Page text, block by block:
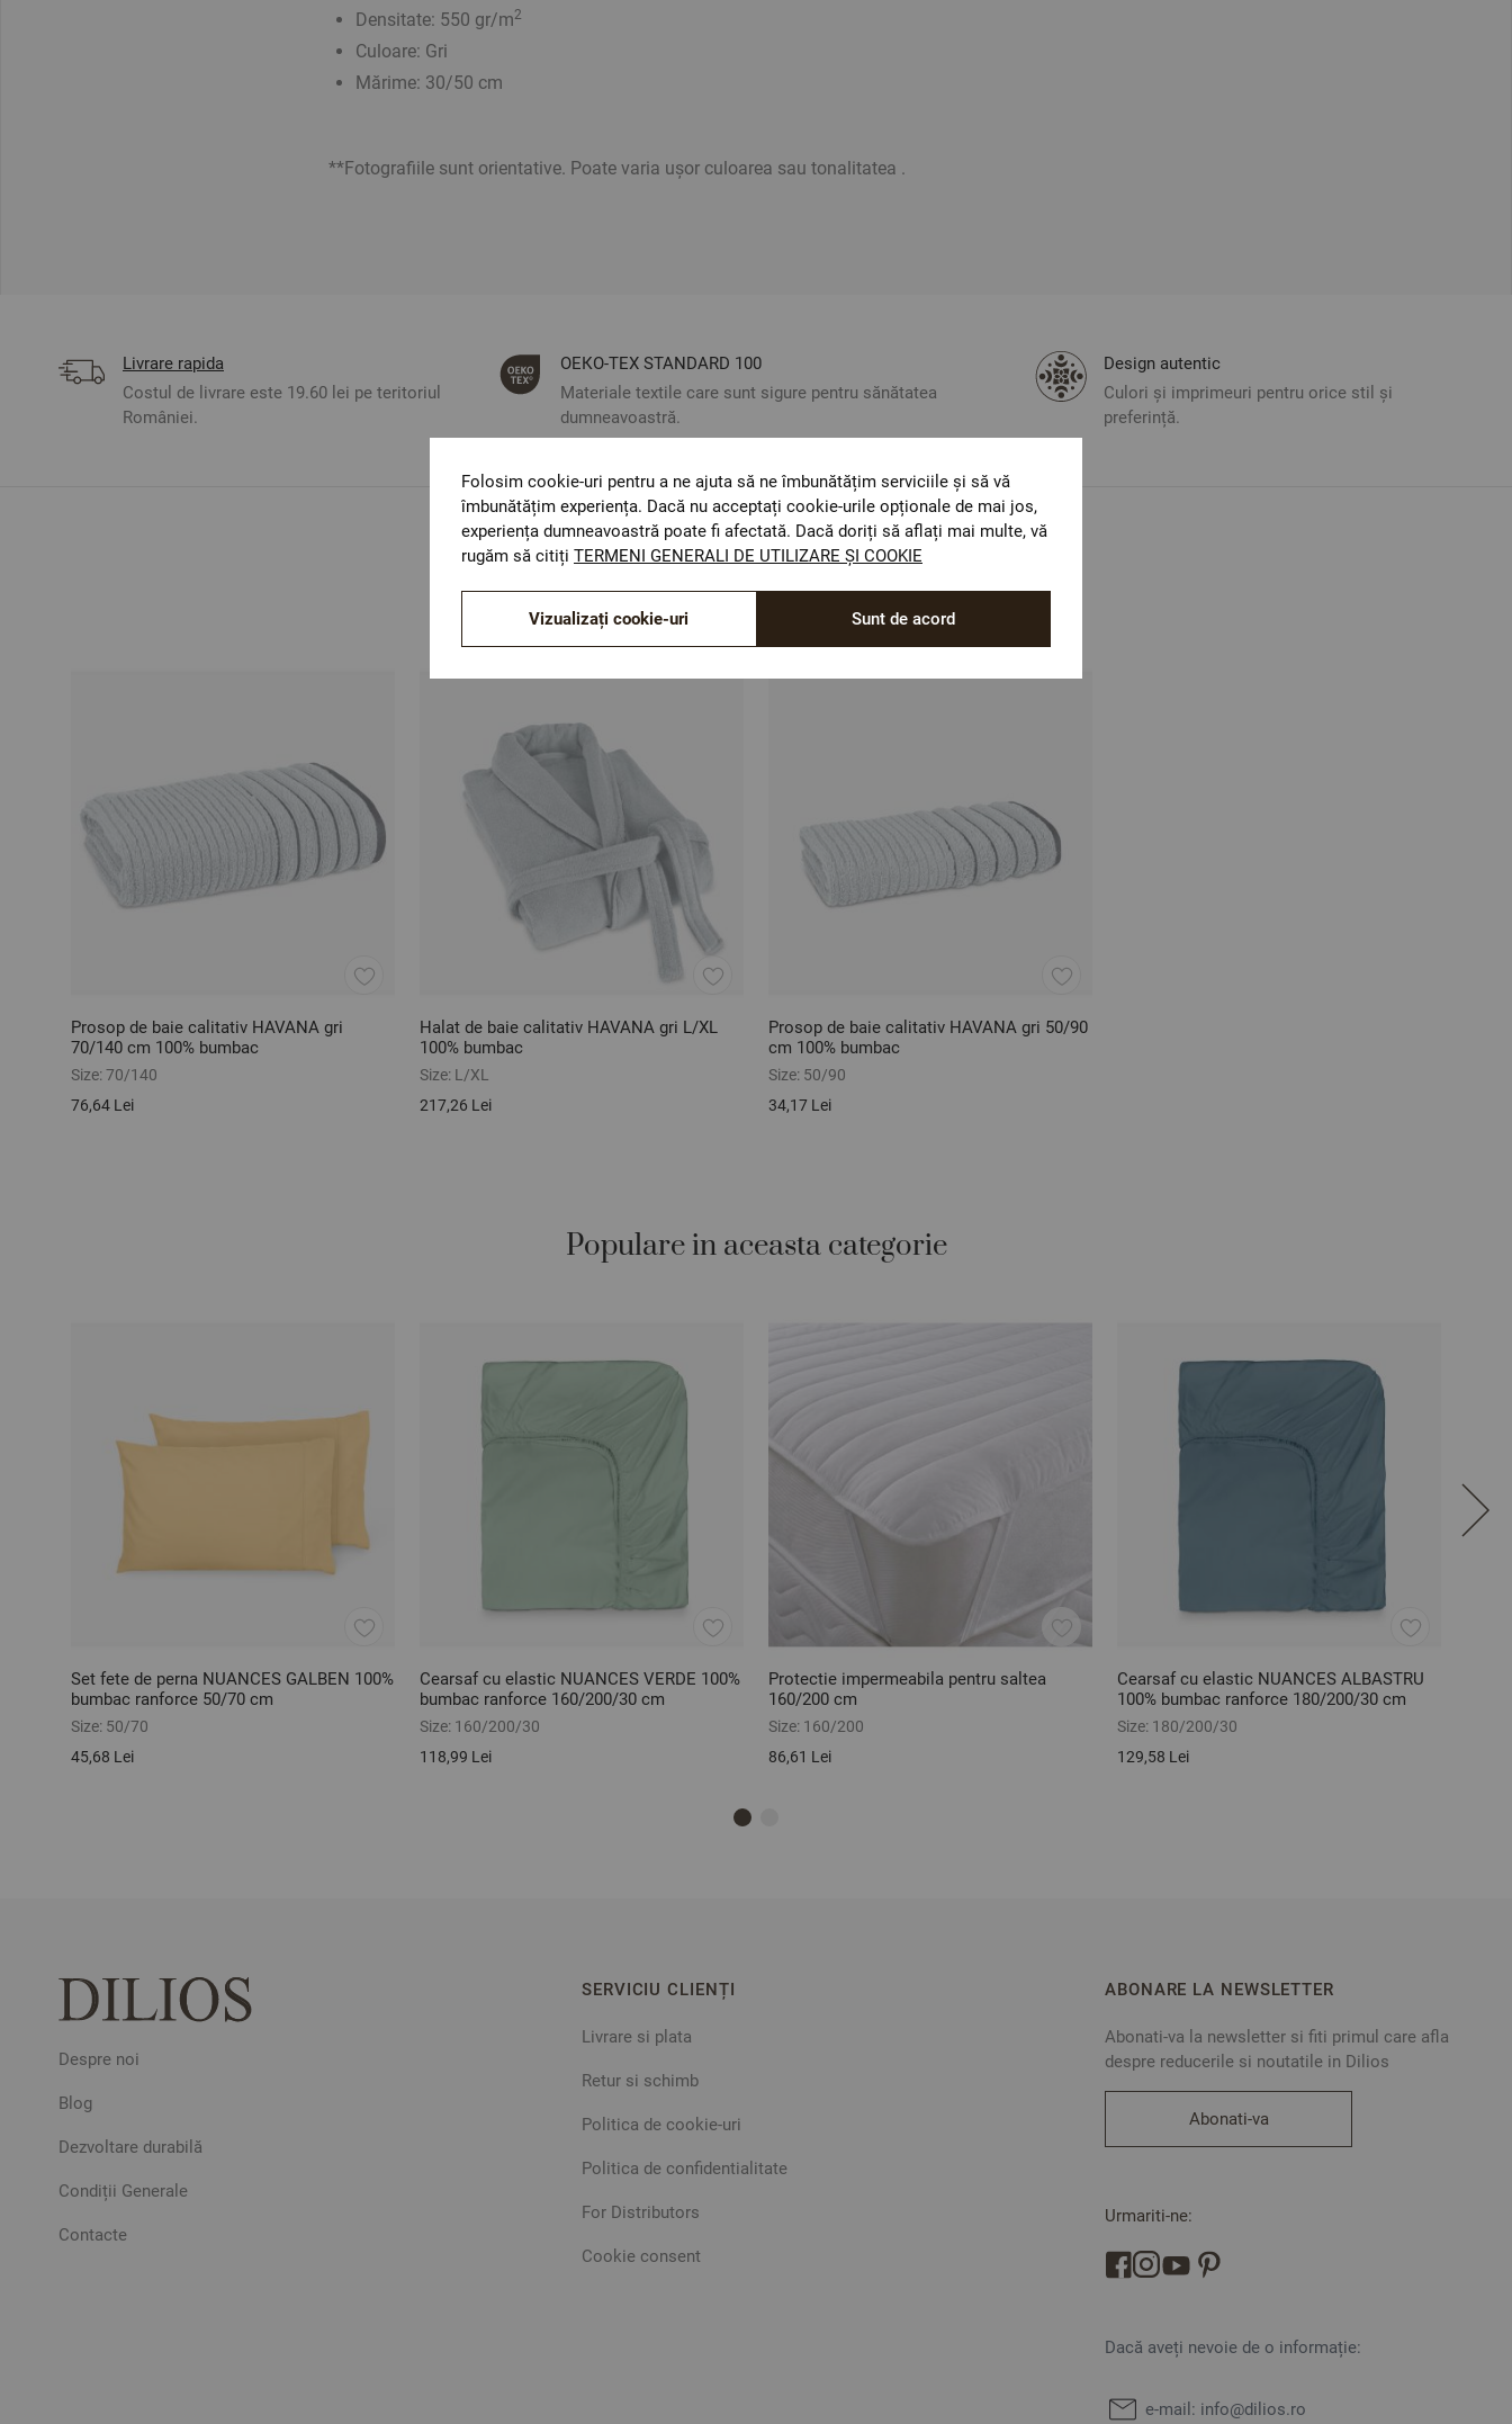
Densitate: 550 gr/m2
Culoare: Gri
Mărime: 30/50 cm
**Fotografiile sunt orientative. Poate varia ușor culoarea sau tonalitatea .
Livrare rapida
Costul de livrare este 19.60 lei pe teritoriul
României.
ОЕКО-ТЕX STANDARD 100
Materiale textile care sunt sigure pentru sănătatea
dumneavoastră.
Design autentic
Culori și imprimeuri pentru orice stil și
preferință.
Optiuni de a combina
Prosop de baie calitativ HAVANA gri
70/140 cm 100% bumbac
Size:70/140
76,64 Lei
Halat de baie calitativ HAVANA gri L/XL
100% bumbac
Size: L/XL
217,26 Lei
Prosop de baie calitativ HAVANA gri 50/90
cm 100% bumbac
Size: 50/90
34,17 Lei
Populare in aceasta categorie
Set fete de perna NUANCES GALBEN 100%
bumbac ranforce 50/70 cm
Size: 50/70
45,68 Lei
Cearsaf cu elastic NUANCES VERDE 100%
bumbac ranforce 160/200/30 cm
Size: 160/200/30
118,99 Lei
Protectie impermeabila pentru saltea
160/200 cm
Size: 160/200
86,61 Lei
Cearsaf cu elastic NUANCES ALBASTRU
100% bumbac ranforce 180/200/30 cm
Size: 180/200/30
129,58 Lei
Despre noi
Blog
Dezvoltare durabilă
Condiții Generale
Contacte
SERVICIU CLIENȚI
Livrare si plata
Retur si schimb
Politica de cookie-uri
Politica de confidentialitate
For Distributors
Cookie consent
ABONARE LA NEWSLETTER
Abonati-va la newsletter si fiti primul care afla
despre reducerile si noutatile in Dilios
Abonati-va
Urmariti-ne:
Dacă aveți nevoie de o informație:
e-mail: info@dilios.ro
Folosim cookie-uri pentru a ne ajuta să ne îmbunătățim serviciile și să vă
îmbunătățim experiența. Dacă nu acceptați cookie-urile opționale de mai jos,
experiența dumneavoastră poate fi afectată. Dacă doriți să aflați mai multe, vă
rugăm să citiți TERMENI GENERALI DE UTILIZARE ȘI COOKIE
Sunt de acord
Vizualizați cookie-uri